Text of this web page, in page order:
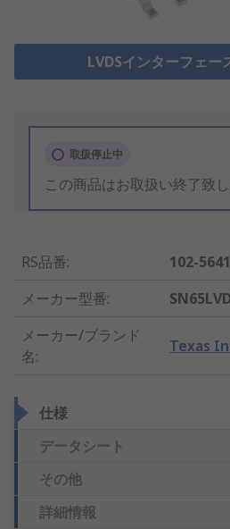
LVDSインターフェー
取扱停止中
この商品はお取扱い終了致し
RS品番:
102-5641
メーカー型番:
メーカー/ブランド
名:
Texas
仕様
データシート
その他
詳細情報